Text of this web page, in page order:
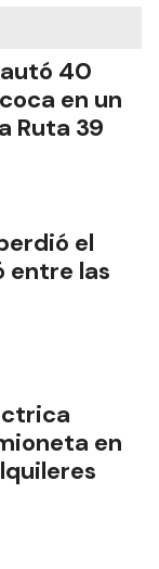
40
en un
Ruta 39
el
entre las
en